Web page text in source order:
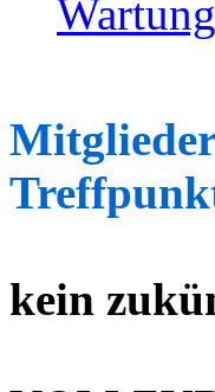
kein